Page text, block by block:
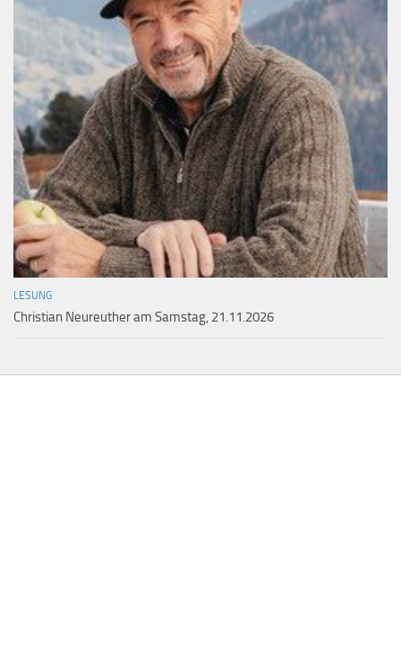
LESUNG
Christian Neureuther am Samstag, 21.11.2026